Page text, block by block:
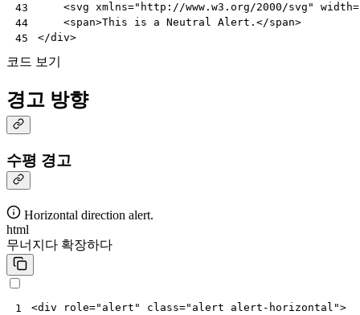
43
44
45
<svg xmlns="http://www.w3.org/2000/svg" width=
<span>This is a Neutral Alert. </span>
</div>
코드 보기
경고 방향
수평 경고
Horizontal direction alert.
html
무너지다 확장하다
1
<div role="alert" class="alert alert-horizontal">